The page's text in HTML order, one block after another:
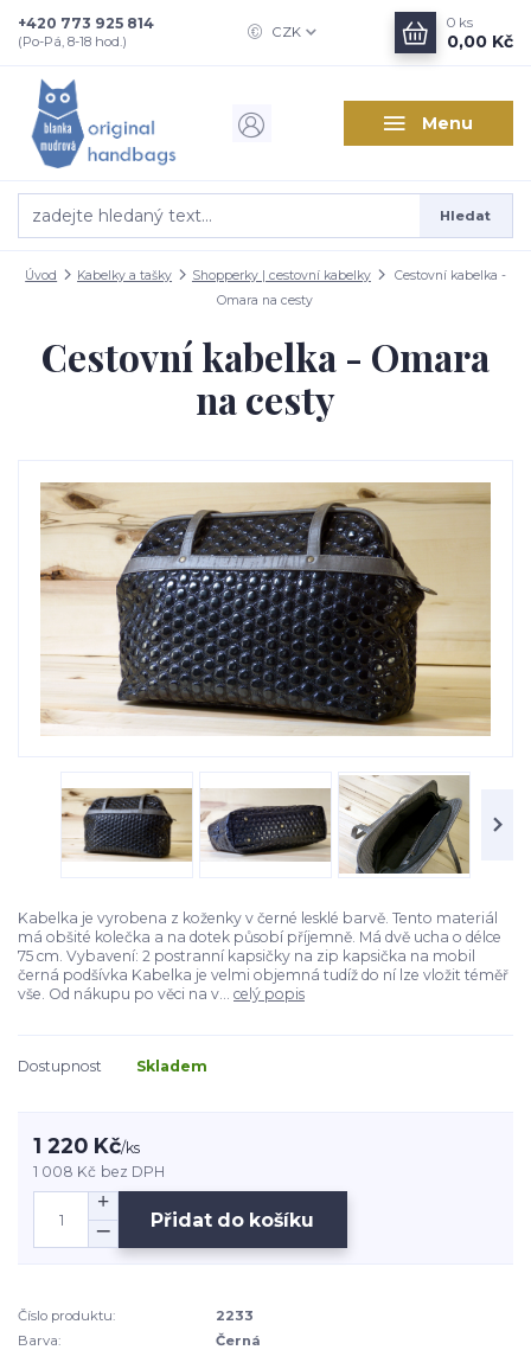
Menu
CZK
Hledat
+420 773 925 814
(Po-Pá, 8-18 hod.)
0 ks
0,00 Kč
Úvod Kabelky a tašky Shopperky | cestovní kabelky
Cestovní kabelka -
Omara na cesty
Cestovní kabelka - Omara
na cesty
Kabelka je vyrobena z koženky v černé lesklé barvě. Tento materiál
má obšité kolečka a na dotek působí příjemně. Má dvě ucha o délce
75 cm. Vybavení: 2 postranní kapsičky na zip kapsička na mobil
černá podšívka Kabelka je velmi objemná tudíž do ní lze vložit téměř
vše. Od nákupu po věci na v... celý popis
Dostupnost Skladem
1 220 Kč/ks
1 008 Kč bez DPH
Přidat do košíku
Číslo produktu:
2233
Barva:
Černá